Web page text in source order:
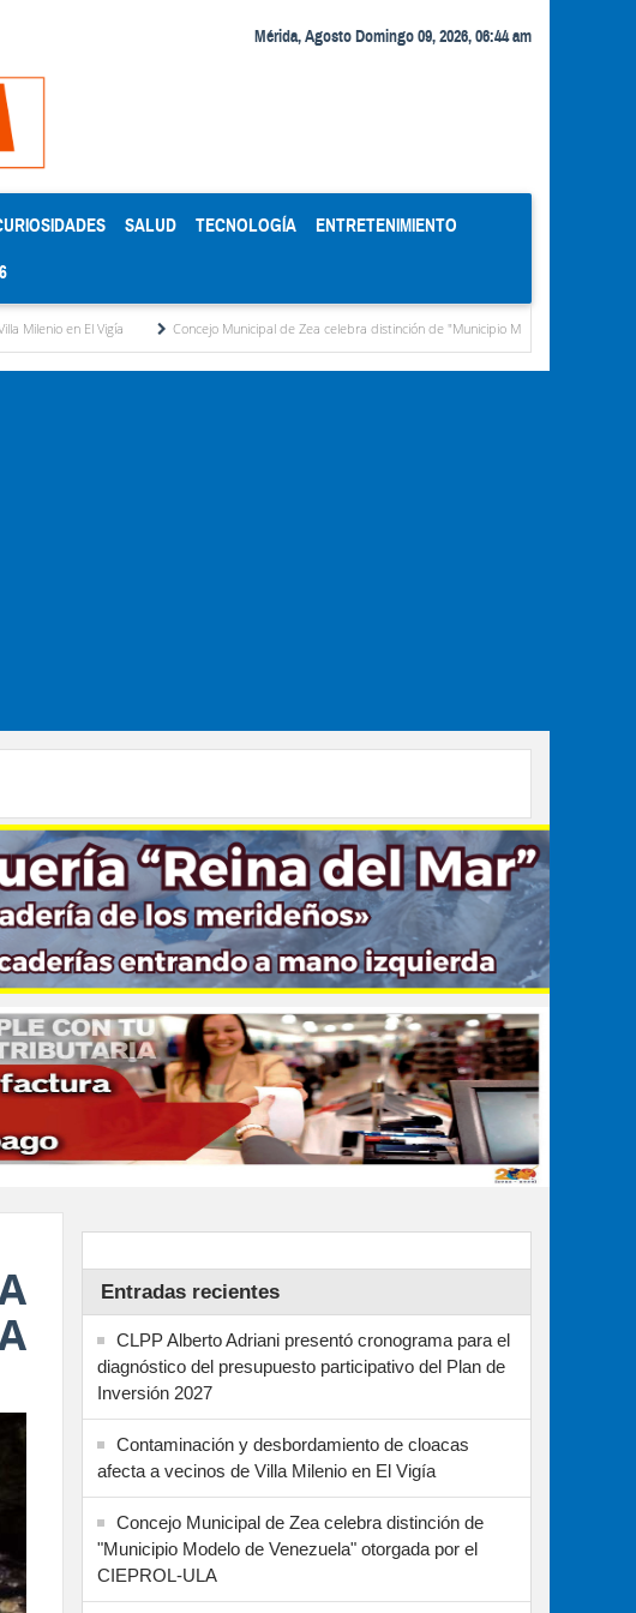
Mérida, Agosto Domingo 09, 2026, 06:44 am
SALUD TECNOLOGÍA ENTRETENIMIENTO
Vigía Concejo Municipal de Zea celebra distinción de "Municipio Modelo de Venezuela" otorgada por
Entradas recientes
CLPP Alberto Adriani presentó cronograma para el
diagnóstico del presupuesto participativo del Plan de
Inversión 2027
Contaminación y desbordamiento de cloacas
afecta a vecinos de Villa Milenio en El Vigía
Concejo Municipal de Zea celebra distinción de
"Municipio Modelo de Venezuela" otorgada por el
CIEPROL-ULA